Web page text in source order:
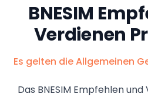
BNESIM
Verdienen
Es gelten die Allgemeinen
Das BNESIM Empfehlen